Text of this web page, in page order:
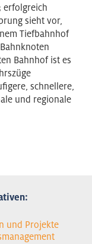
erfolgreich
sieht vor,
Tiefbahnhof
Bahnhof ist es
schnellere,
und regionale
und Projekte